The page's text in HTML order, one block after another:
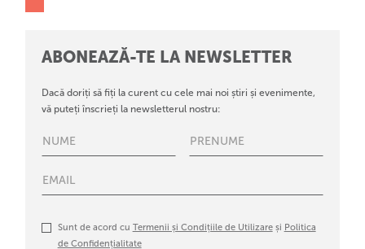
ABONEAZĂ-TE LA NEWSLETTER
Dacă doriți să fiți la curent cu cele mai noi știri și evenimente,
vă puteți înscrieți la newsletterul nostru:
Sunt de acord cu Termenii și Condițiile de Utilizareși Politica
de Confidențialitate